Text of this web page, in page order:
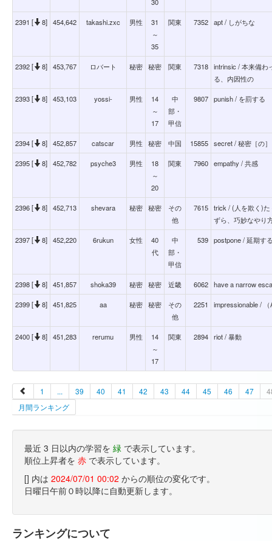
2391 [ 8] 454,642 takashi.zxc 男性
31
～
35
関東 7352 apt / しがちな
2392 [ 8] 453,767 ロバート 秘密 秘密 関東 7318 intrinsic / 本来備わ
る、内因性の
2393 [ 8] 453,103 yossi- 男性
14
～
17
中
部・
甲信
9807 punish / を罰する
2394 [ 8] 452,857 catscar 男性 秘密 中国 15855 secret / 秘密［の］
2395 [ 8] 452,782 psyche3 男性
18
～
20
関東 7960 empathy / 共感
2396 [ 8] 452,713 shevara 秘密 秘密
その
他
7615 trick / (人を欺く)
ずら、巧妙なやり
2397 [ 8] 452,220 6rukun 女性
40
代
中
部・
甲信
539 postpone / 延期す
2398 [ 8] 451,857 shoka39 秘密 秘密 近畿 6062 have a narrow
2399 [ 8] 451,825 aa 秘密 秘密
その
他
2251 impressionable /
2400 [ 8] 451,283 rerumu 男性
14
～
17
関東 2894 riot / 暴動
1 ... 39 40 41 42 43 44 45 46 47
月間ランキング
最近 3 日以内の学習を 緑 で表示しています。
順位上昇者を 赤 で表示しています。
[] 内は 2024/07/01 00:02 からの順位の変化です。
日曜日午前０時以降に自動更新します。
ランキングについて